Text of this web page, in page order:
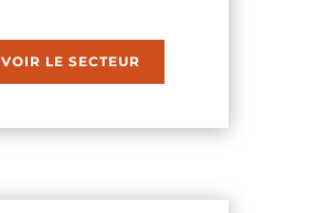
VOIR LE SECTEUR